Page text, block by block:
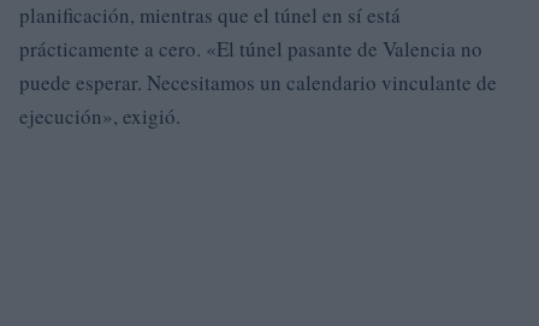
planificación, mientras que el túnel en sí está
prácticamente a cero. «El túnel pasante de Valencia no
puede esperar. Necesitamos un calendario vinculante de
ejecución», exigió.